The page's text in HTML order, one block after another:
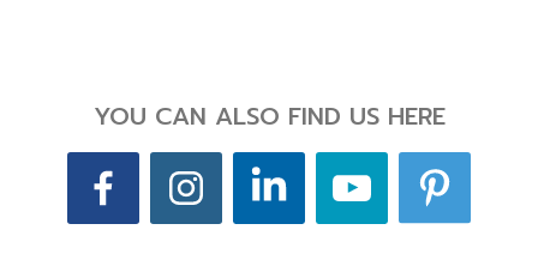
YOU CAN ALSO FIND US HERE